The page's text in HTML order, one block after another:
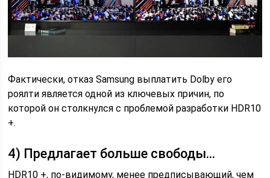
Фактически, отказ Samsung выплатить Dolby его
роялти является одной из ключевых причин, по
которой он столкнулся с проблемой разработки HDR10
+.
4) Предлагает больше свободы…
HDR10 +, по-видимому, менее предписывающий, чем